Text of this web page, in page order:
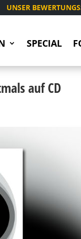
UNSER
SPECIAL
auf CD